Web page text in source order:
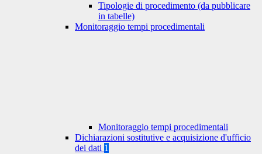
Tipologie di procedimento (da pubblicare
in tabelle)
Monitoraggio tempi procedimentali
Monitoraggio tempi procedimentali
Dichiarazioni sostitutive e acquisizione d'ufficio
dei dati 1